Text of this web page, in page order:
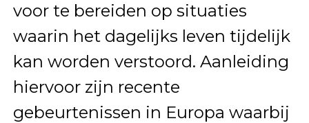
voor te bereiden op situaties
waarin het dagelijks leven tijdelijk
kan worden verstoord. Aanleiding
hiervoor zijn recente
gebeurtenissen in Europa waarbij